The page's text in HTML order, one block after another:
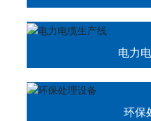
电力
环保